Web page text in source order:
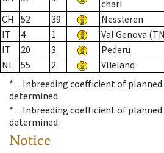
charl
CH
52 39 Nessleren
IT
4 1 Val Genova
IT
20 3 Pederü
NL 55 2 Vlieland
* ... Inbreeding coefficient of
determined.
* ... Inbreeding coefficient of
determined.
Notice